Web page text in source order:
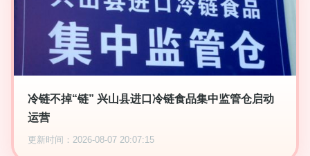
冷链不掉“链” 兴山县进口冷链食品集中监管仓启动
运营
更新时间：2026-08-07 20:07:15